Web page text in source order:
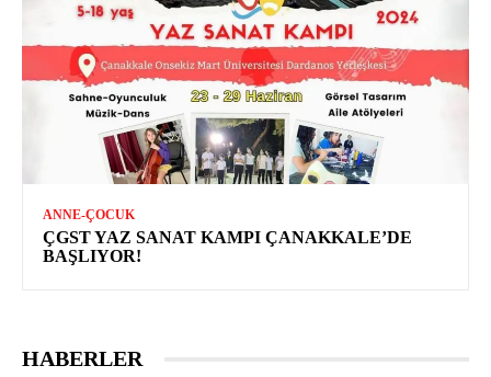
ANNE-ÇOCUK
ÇGST YAZ SANAT KAMPI ÇANAKKALE’DE
BAŞLIYOR!
HABERLER